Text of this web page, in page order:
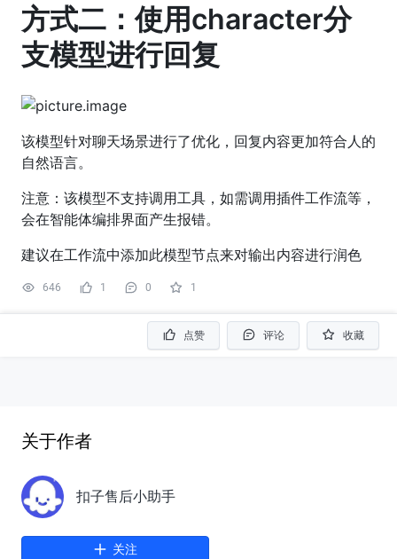
方式二：使用character分
支模型进行回复
该模型针对聊天场景进行了优化，回复内容更加符合人的
自然语言。
注意：该模型不支持调用工具，如需调用插件工作流等，
会在智能体编排界面产生报错。
建议在工作流中添加此模型节点来对输出内容进行润色
646 1 0 1
点赞 评论 收藏
关于作者
扣子售后小助手
关注